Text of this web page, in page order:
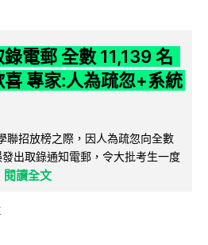
電郵 全數 11,139 名
專家:人為疏忽+系統
聯招放榜之際，因人為疏忽向全數
出取錄通知電郵，令大批考生一度
閱讀全文